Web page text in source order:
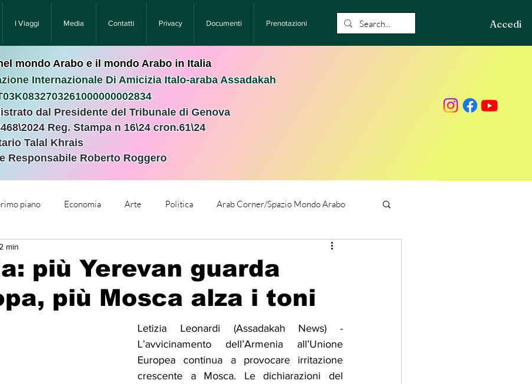
I Viaggi Media Contatti Privacy Documenti Prenotazioni Accedi
mondo Arabo e il mondo Arabo in Italia
Internazionale Di Amicizia Italo-araba Assadakah
dal Presidente del Tribunale di Genova
Reg. Stampa n 16\24 cron.61\24
Talal Khrais
Responsabile Roberto Roggero
piano Economia Arte Politica Arab Corner/Spazio Mondo Arabo
Solidarietà Archeologia Musica Cinema Tradizioni
Lega Araba Società Diritti Umani
più Yerevan guarda
più Mosca alza i toni
min
Letizia Leonardi (Assadakah News) -
L’avvicinamento dell’Armenia all’Unione
Europea continua a provocare irritazione
crescente a Mosca. Le dichiarazioni del